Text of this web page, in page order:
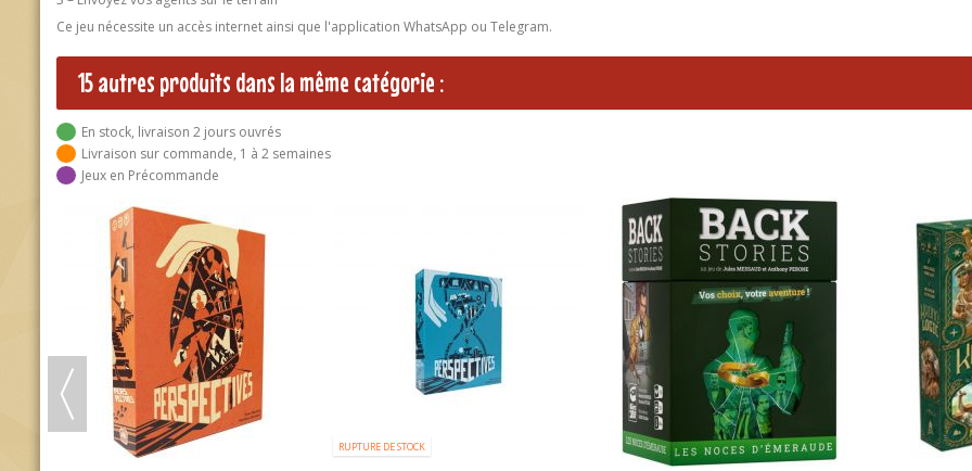
Ce jeu nécessite un accès internet ainsi que l'application WhatsApp ou Telegram.
15 autres produits dans la même catégorie :
En stock, livraison 2 jours ouvrés
Livraison sur commande, 1 à 2 semaines
Jeux en Précommande
RUPTURE DE STOCK RUPTURE DE STOCK